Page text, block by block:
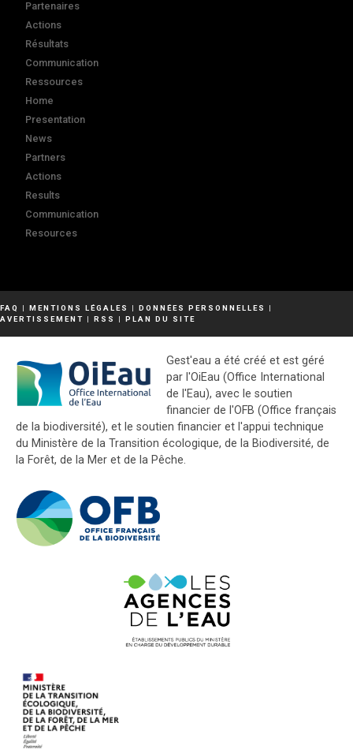
Partenaires
Actions
Résultats
Communication
Ressources
Home
Presentation
News
Partners
Actions
Results
Communication
Resources
FAQ | MENTIONS LÉGALES | DONNÉES PERSONNELLES
|
AVERTISSEMENT | RSS | PLAN DU SITE
Gest'eau a été créé et est géré
par l'OiEau (Office International
de l'Eau), avec le soutien
financier de l'OFB (Office français
de la biodiversité), et le soutien financier et l'appui technique
du Ministère de la Transition écologique, de la Biodiversité, de
la Forêt, de la Mer et de la Pêche.